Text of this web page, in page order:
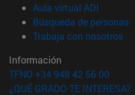
Aula virtual ADI
Búsqueda de personas
Trabaja con nosotros
Información
TFNO +34 948 42 56 00
¿QUÉ GRADO TE INTERESA?